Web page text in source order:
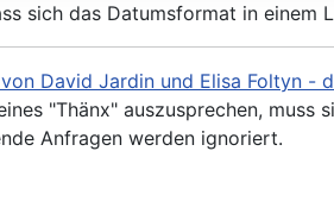
sich das Datumsformat in einem
David Jardin und Elisa Foltyn -
"Thänx" auszusprechen,
Anfragen werden ignoriert.